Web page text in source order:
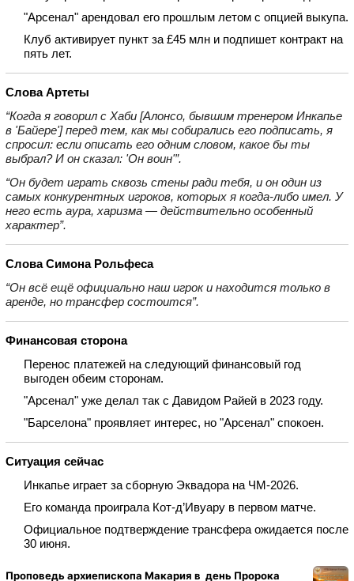
"Арсенал" арендовал его прошлым летом с опцией выкупа.
Клуб активирует пункт за £45 млн и подпишет контракт на
пять лет.
Слова Артеты
“Когда я говорил с Хаби [Алонсо, бывшим тренером Инкапье
в 'Байере'] перед тем, как мы собирались его подписать, я
спросил: если описать его одним словом, какое бы ты
выбрал? И он сказал: 'Он воин'”.
“Он будет играть сквозь стены ради тебя, и он один из
самых конкурентных игроков, которых я когда‑либо имел. У
него есть аура, харизма — действительно особенный
характер”.
Слова Симона Рольфеса
“Он всё ещё официально наш игрок и находится только в
аренде, но трансфер состоится”.
Финансовая сторона
Перенос платежей на следующий финансовый год
выгоден обеим сторонам.
"Арсенал" уже делал так с Давидом Райей в 2023 году.
"Барселона" проявляет интерес, но "Арсенал" спокоен.
Ситуация сейчас
Инкапье играет за сборную Эквадора на ЧМ‑2026.
Его команда проиграла Кот‑д’Ивуару в первом матче.
Официальное подтверждение трансфера ожидается после
30 июня.
Проповедь архиепископа Макария в день Пророка